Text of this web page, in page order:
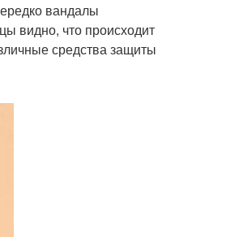
вандалы
видно, что происходит
средства защиты